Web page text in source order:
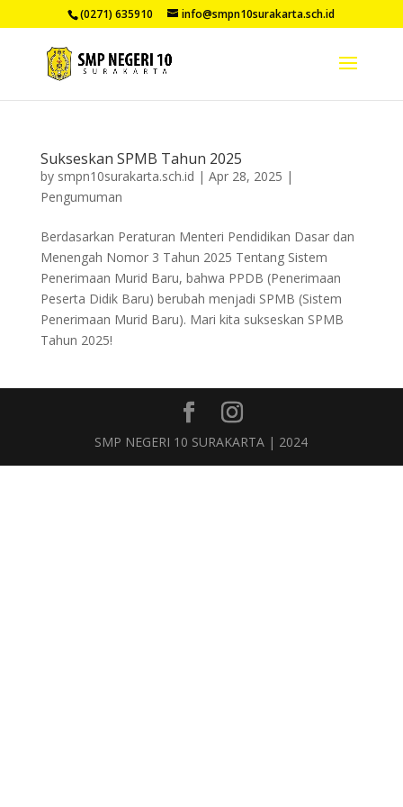
(0271) 635910 info@smpn10surakarta.sch.id
Sukseskan SPMB Tahun 2025
by smpn10surakarta.sch.id | Apr 28, 2025 |
Pengumuman
Berdasarkan Peraturan Menteri Pendidikan Dasar dan
Menengah Nomor 3 Tahun 2025 Tentang Sistem
Penerimaan Murid Baru, bahwa PPDB (Penerimaan
Peserta Didik Baru) berubah menjadi SPMB (Sistem
Penerimaan Murid Baru). Mari kita sukseskan SPMB
Tahun 2025!
SMP NEGERI 10 SURAKARTA | 2024